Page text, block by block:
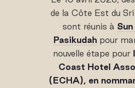
de la Côte Est du
sont réunis à
Pasikudah pour
nouvelle étape pour
Coast Hotel
(ECHA), en